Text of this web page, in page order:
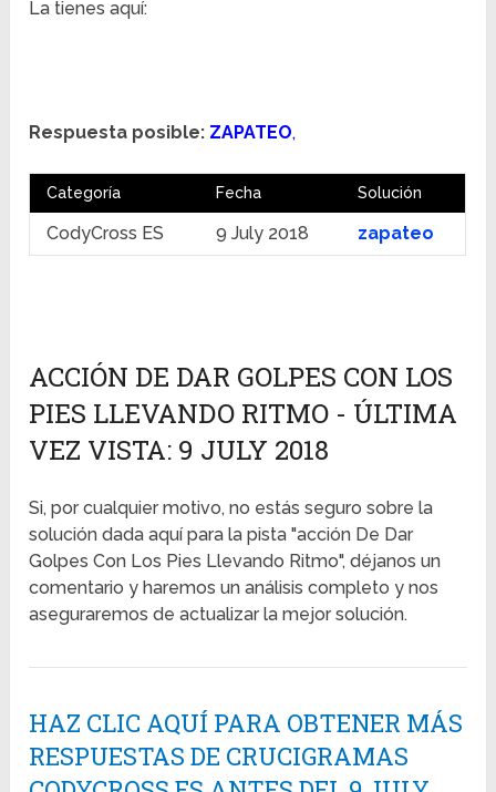
La tienes aquí:
Respuesta posible: ZAPATEO,
Categoría Fecha Solución
CodyCross ES 9 July 2018 zapateo
ACCIÓN DE DAR GOLPES CON LOS
PIES LLEVANDO RITMO - ÚLTIMA
VEZ VISTA: 9 JULY 2018
Si, por cualquier motivo, no estás seguro sobre la
solución dada aquí para la pista "acción De Dar
Golpes Con Los Pies Llevando Ritmo", déjanos un
comentario y haremos un análisis completo y nos
aseguraremos de actualizar la mejor solución.
HAZ CLIC AQUÍ PARA OBTENER MÁS
RESPUESTAS DE CRUCIGRAMAS